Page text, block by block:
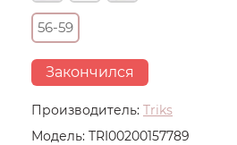
Производитель: Triks
Модель: TRI00200157789
56-59
Закончился